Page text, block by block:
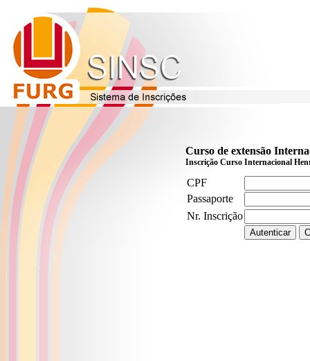
Curso de extensão
Inscrição Curso Internacional
CPF
Passaporte
Nr. Inscrição